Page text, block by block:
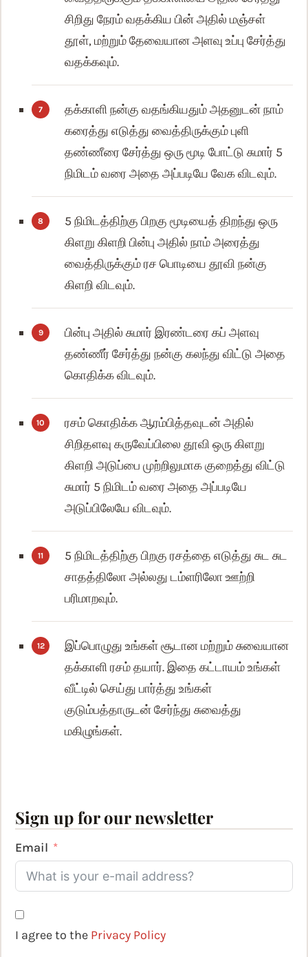
சிறிது நேரம் வதக்கிய பின் அதில் மஞ்சள்
தூள், மற்றும் தேவையான அளவு உப்பு சேர்த்து
வதக்கவும்.
தக்காளி நன்கு வதங்கியதும் அதனுடன் நாம்
கரைத்து எடுத்து வைத்திருக்கும் புளி
தண்ணீரை சேர்த்து ஒரு மூடி போட்டு சுமார் 5
நிமிடம் வரை அதை அப்படியே வேக விடவும்.
5 நிமிடத்திற்கு பிறகு மூடியைத் திறந்து ஒரு
கிளறு கிளறி பின்பு அதில் நாம் அரைத்து
வைத்திருக்கும் ரச பொடியை தூவி நன்கு
கிளறி விடவும்.
பின்பு அதில் சுமார் இரண்டரை கப் அளவு
தண்ணீர் சேர்த்து நன்கு கலந்து விட்டு அதை
கொதிக்க விடவும்.
ரசம் கொதிக்க ஆரம்பித்தவுடன் அதில்
சிறிதளவு கருவேப்பிலை தூவி ஒரு கிளறு
கிளறி அடுப்பை முற்றிலுமாக குறைத்து விட்டு
சுமார் 5 நிமிடம் வரை அதை அப்படியே
அடுப்பிலேயே விடவும்.
5 நிமிடத்திற்கு பிறகு ரசத்தை எடுத்து சுட சுட
சாதத்திலோ அல்லது டம்ளரிலோ ஊற்றி
பரிமாறவும்.
இப்பொழுது உங்கள் சூடான மற்றும் சுவையான
தக்காளி ரசம் தயார். இதை கட்டாயம் உங்கள்
வீட்டில் செய்து பார்த்து உங்கள்
குடும்பத்தாருடன் சேர்ந்து சுவைத்து
மகிழுங்கள்.
Sign up for our newsletter
Email
I agree to the Privacy Policy